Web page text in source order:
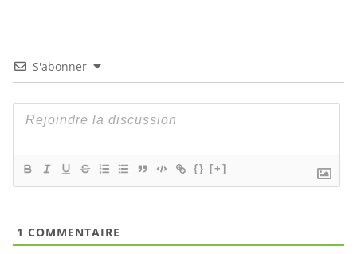
S'abonner
{} [+]
1 COMMENTAIRE